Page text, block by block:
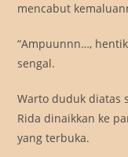
mencabut
“Ampuunnn…,
sengal.
Warto duduk diatas
Rida dinaikkan ke
yang terbuka.